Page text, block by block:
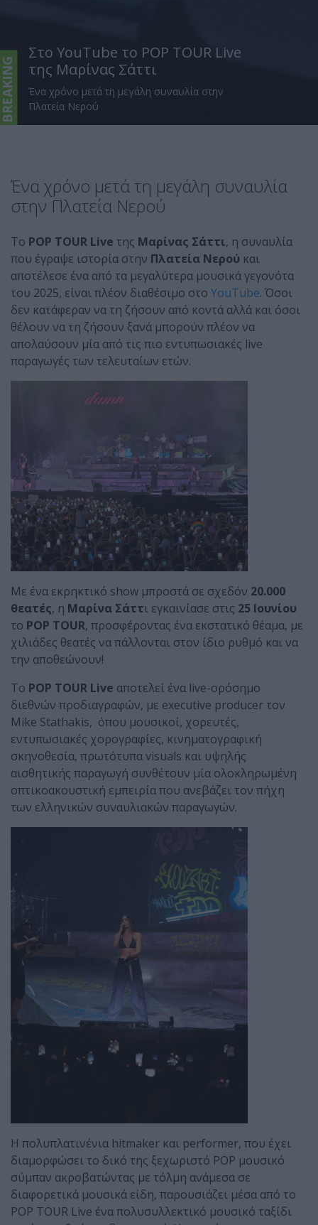
Στο YouTube το POP TOUR Live
της Μαρίνας Σάττι
Ένα χρόνο μετά τη μεγάλη συναυλία στην
Πλατεία Νερού
Ένα χρόνο μετά τη μεγάλη συναυλία
στην Πλατεία Νερού
Το POP TOUR Live της Μαρίνας Σάττι, η συναυλία
που έγραψε ιστορία στην Πλατεία Νερού και
αποτέλεσε ένα από τα μεγαλύτερα μουσικά γεγονότα
του 2025, είναι πλέον διαθέσιμο στο YouTube. Όσοι
δεν κατάφεραν να τη ζήσουν από κοντά αλλά και όσοι
θέλουν να τη ζήσουν ξανά μπορούν πλέον να
απολαύσουν μία από τις πιο εντυπωσιακές live
παραγωγές των τελευταίων ετών.
Με ένα εκρηκτικό show μπροστά σε σχεδόν 20.000
θεατές, η Μαρίνα Σάττι εγκαινίασε στις 25 Ιουνίου
το POP TOUR, προσφέροντας ένα εκστατικό θέαμα, με
χιλιάδες θεατές να πάλλονται στον ίδιο ρυθμό και να
την αποθεώνουν!
Το POP TOUR Live αποτελεί ένα live-ορόσημο
διεθνών προδιαγραφών, με executive producer τον
Mike Stathakis, όπου μουσικοί, χορευτές,
εντυπωσιακές χορογραφίες, κινηματογραφική
σκηνοθεσία, πρωτότυπα visuals και υψηλής
αισθητικής παραγωγή συνθέτουν μία ολοκληρωμένη
οπτικοακουστική εμπειρία που ανεβάζει τον πήχη
των ελληνικών συναυλιακών παραγωγών.
Η πολυπλατινένια hitmaker και performer, που έχει
διαμορφώσει το δικό της ξεχωριστό POP μουσικό
σύμπαν ακροβατώντας με τόλμη ανάμεσα σε
διαφορετικά μουσικά είδη, παρουσιάζει μέσα από το
POP TOUR Live ένα πολυσυλλεκτικό μουσικό ταξίδι